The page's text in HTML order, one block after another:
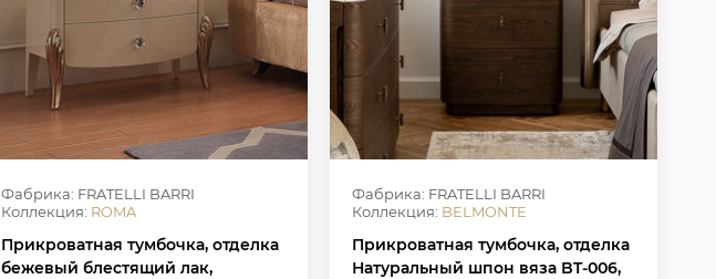
Фабрика: FRATELLI BARRI
Коллекция: ROMA
Прикроватная тумбочка, отделка
бежевый блестящий лак,
Фабрика: FRATELLI BARRI
Коллекция: BELMONTE
Прикроватная тумбочка, отделка
Натуральный шпон вяза BT-006,